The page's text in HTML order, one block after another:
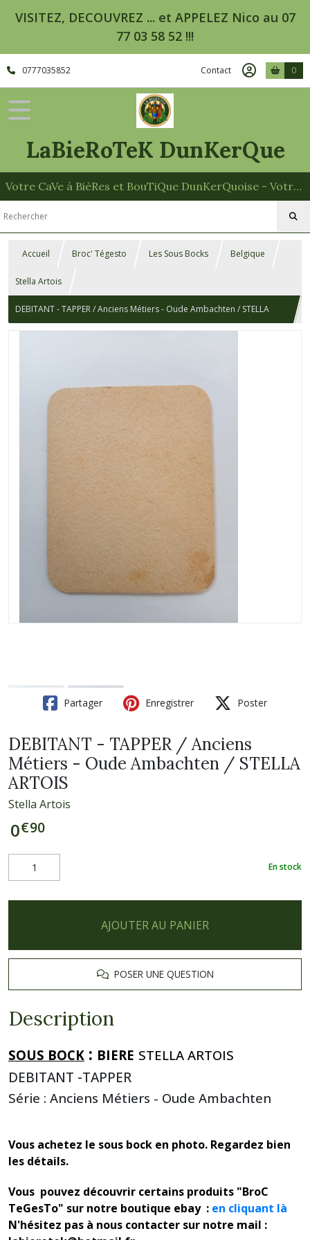
VISITEZ, DECOUVREZ ... et APPELEZ Nico au 07
77 03 58 52 !!!
0777035852 Contact 0
LaBieRoTeK DunKerQue
Votre CaVe à BièRes et BouTiQue DunKerQuoise - Votre Spécialiste des Paniers Garnis
Accueil Broc' Tégesto Les Sous Bocks Belgique
Stella Artois
DEBITANT - TAPPER / Anciens Métiers - Oude Ambachten / STELLA
Partager Enregistrer Poster
DEBITANT - TAPPER / Anciens
Métiers - Oude Ambachten / STELLA
ARTOIS
Stella Artois
0€90
En stock
AJOUTER AU PANIER
POSER UNE QUESTION
Description
SOUS BOCK : BIERE STELLA ARTOIS
DEBITANT -TAPPER
Série : Anciens Métiers - Oude Ambachten
Vous achetez le sous bock en photo. Regardez bien
les détails.
Vous pouvez découvrir certains produits "BroC
TeGesTo" sur notre boutique ebay : en cliquant là
N'hésitez pas à nous contacter sur notre mail :